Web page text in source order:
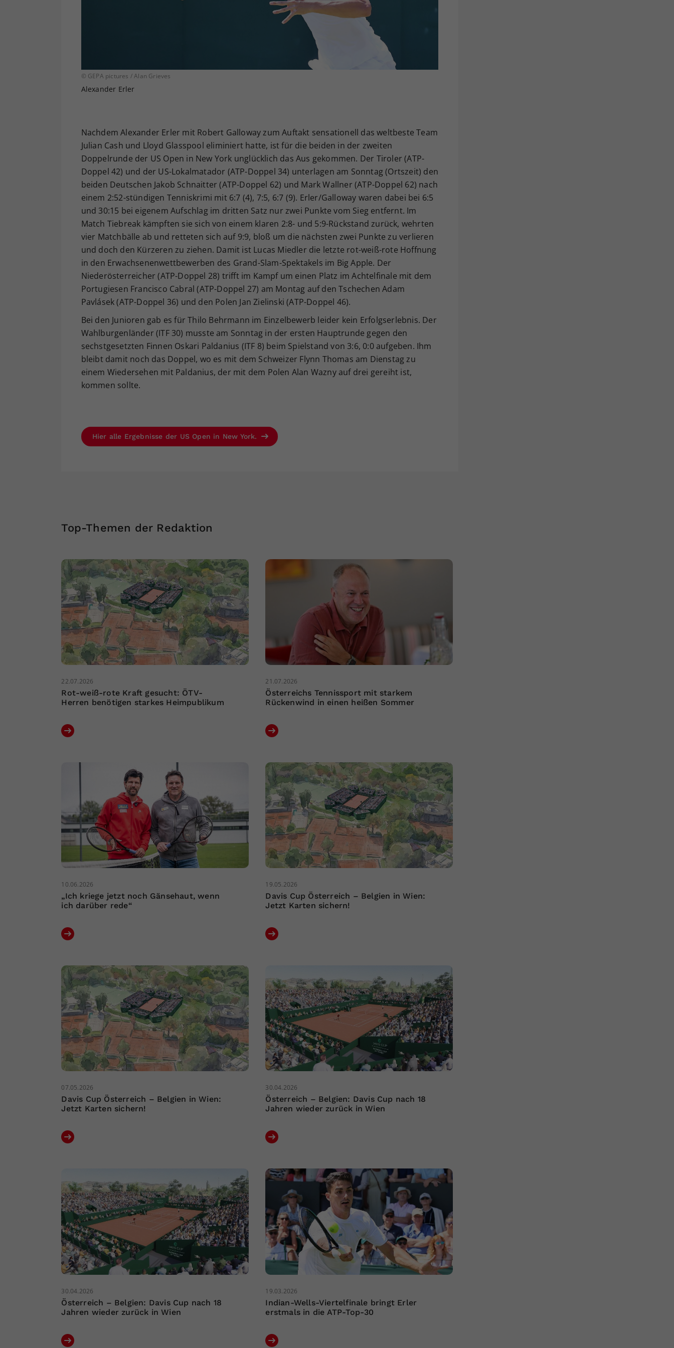
© GEPA pictures / Alan Grieves
Alexander Erler
Nachdem Alexander Erler mit Robert Galloway zum Auftakt sensationell das weltbeste Team
Julian Cash und Lloyd Glasspool eliminiert hatte, ist für die beiden in der zweiten
Doppelrunde der US Open in New York unglücklich das Aus gekommen. Der Tiroler (ATP-
Doppel 42) und der US-Lokalmatador (ATP-Doppel 34) unterlagen am Sonntag (Ortszeit) den
beiden Deutschen Jakob Schnaitter (ATP-Doppel 62) und Mark Wallner (ATP-Doppel 62) nach
einem 2:52-stündigen Tenniskrimi mit 6:7 (4), 7:5, 6:7 (9). Erler/Galloway waren dabei bei 6:5
und 30:15 bei eigenem Aufschlag im dritten Satz nur zwei Punkte vom Sieg entfernt. Im
Match Tiebreak kämpften sie sich von einem klaren 2:8- und 5:9-Rückstand zurück, wehrten
vier Matchbälle ab und retteten sich auf 9:9, bloß um die nächsten zwei Punkte zu verlieren
und doch den Kürzeren zu ziehen. Damit ist Lucas Miedler die letzte rot-weiß-rote Hoffnung
in den Erwachsenenwettbewerben des Grand-Slam-Spektakels im Big Apple. Der
Niederösterreicher (ATP-Doppel 28) trifft im Kampf um einen Platz im Achtelfinale mit dem
Portugiesen Francisco Cabral (ATP-Doppel 27) am Montag auf den Tschechen Adam
Pavlásek (ATP-Doppel 36) und den Polen Jan Zielinski (ATP-Doppel 46).
Bei den Junioren gab es für Thilo Behrmann im Einzelbewerb leider kein Erfolgserlebnis. Der
Wahlburgenländer (ITF 30) musste am Sonntag in der ersten Hauptrunde gegen den
sechstgesetzten Finnen Oskari Paldanius (ITF 8) beim Spielstand von 3:6, 0:0 aufgeben. Ihm
bleibt damit noch das Doppel, wo es mit dem Schweizer Flynn Thomas am Dienstag zu
einem Wiedersehen mit Paldanius, der mit dem Polen Alan Wazny auf drei gereiht ist,
kommen sollte.
Hier alle Ergebnisse der US Open in New York.
Top-Themen der Redaktion
22.07.2026
Rot-weiß-rote Kraft gesucht: ÖTV-
Herren benötigen starkes Heimpublikum
21.07.2026
Österreichs Tennissport mit starkem
Rückenwind in einen heißen Sommer
10.06.2026
„Ich kriege jetzt noch Gänsehaut, wenn
ich darüber rede“
19.05.2026
Davis Cup Österreich – Belgien in Wien:
Jetzt Karten sichern!
07.05.2026
Davis Cup Österreich – Belgien in Wien:
Jetzt Karten sichern!
30.04.2026
Österreich – Belgien: Davis Cup nach 18
Jahren wieder zurück in Wien
30.04.2026
Österreich – Belgien: Davis Cup nach 18
Jahren wieder zurück in Wien
19.03.2026
Indian-Wells-Viertelfinale bringt Erler
erstmals in die ATP-Top-30
Ihrer vorgenommen Einstellungen, falls der
Webseiten-Betreiber dies eingestellt hat.